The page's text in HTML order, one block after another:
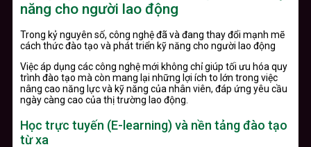
năng cho người lao động
Trong kỷ nguyên số, công nghệ đã và đang thay đổi mạnh mẽ
cách thức đào tạo và phát triển kỹ năng cho người lao động
Việc áp dụng các công nghệ mới không chỉ giúp tối ưu hóa quy
trình đào tạo mà còn mang lại những lợi ích to lớn trong việc
nâng cao năng lực và kỹ năng của nhân viên, đáp ứng yêu cầu
ngày càng cao của thị trường lao động.
Học trực tuyến (E-learning) và nền tảng đào tạo
từ xa